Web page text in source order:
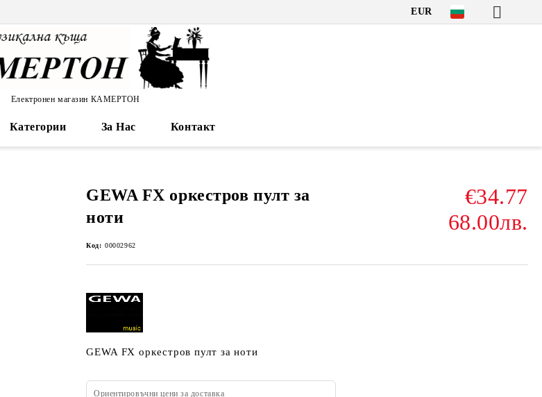
EUR
Електронен магазин КАМЕРТОН
Категории За Нас Контакт
GEWA FX оркестров пулт за
ноти
€34.77
68.00лв.
Код: 00002962
GEWA FX оркестров пулт за ноти
Ориентировъчни цени за доставка